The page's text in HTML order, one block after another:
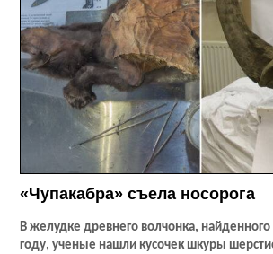
«Чупакабра» съела носорога
В желудке древнего волчонка, найденного
году, ученые нашли кусочек шкуры